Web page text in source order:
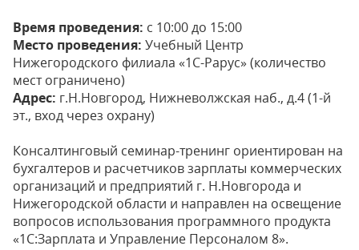
Время проведения: с 10:00 до 15:00
Место проведения: Учебный Центр
Нижегородского филиала «1С-Рарус» (количество
мест ограничено)
Адрес: г.Н.Новгород, Нижневолжская наб., д.4(1-й
эт., вход через охрану)
Консалтинговый семинар-тренинг ориентирован на
бухгалтеров и расчетчиков зарплаты коммерческих
организаций и предприятий г. Н.Новгорода и
Нижегородской области и направлен на освещение
вопросов использования программного продукта
«1С:Зарплата и Управление Персоналом 8».